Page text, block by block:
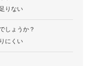
りない
しょうか？
にくい